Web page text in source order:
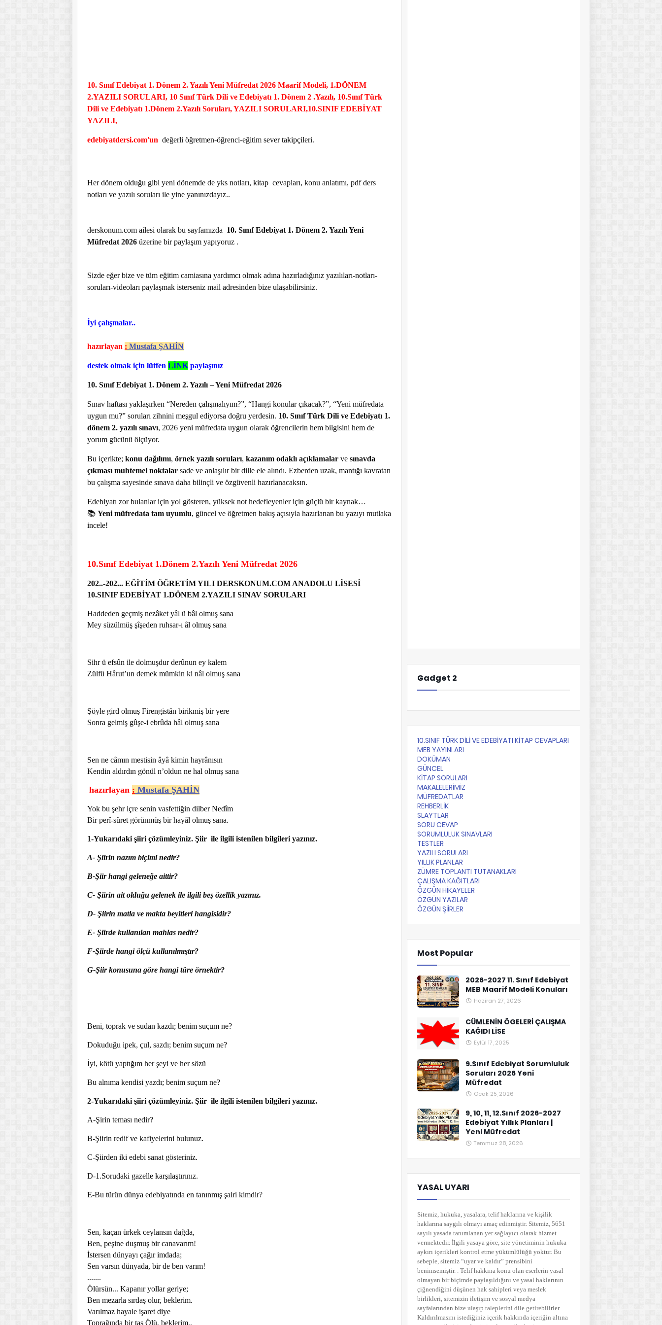
10. Sınıf Edebiyat 1. Dönem 2. Yazılı Yeni Müfredat 2026 Maarif Modeli, 1.DÖNEM
2.YAZILI SORULARI, 10 Sınıf Türk Dili ve Edebiyatı 1. Dönem 2 .Yazılı, 10.Sınıf Türk
Dili ve Edebiyatı 1.Dönem 2.Yazılı Soruları, YAZILI SORULARI,10.SINIF EDEBİYAT
YAZILI,
edebiyatdersi.com'un değerli öğretmen-öğrenci-eğitim sever takipçileri.
Her dönem olduğu gibi yeni dönemde de yks notları, kitap cevapları, konu anlatımı, pdf ders
notları ve yazılı soruları ile yine yanınızdayız..
derskonum.com ailesi olarak bu sayfamızda 10. Sınıf Edebiyat 1. Dönem 2. Yazılı Yeni
Müfredat 2026 üzerine bir paylaşım yapıyoruz .
Sizde eğer bize ve tüm eğitim camiasına yardımcı olmak adına hazırladığınız yazılıları-notları-
soruları-videoları paylaşmak isterseniz mail adresinden bize ulaşabilirsiniz.
İyi çalışmalar..
hazırlayan : Mustafa ŞAHİN
destek olmak için lütfen LİNK paylaşınız
10. Sınıf Edebiyat 1. Dönem 2. Yazılı – Yeni Müfredat 2026
Sınav haftası yaklaşırken “Nereden çalışmalıyım?”, “Hangi konular çıkacak?”, “Yeni müfredata
uygun mu?” soruları zihnini meşgul ediyorsa doğru yerdesin. 10. Sınıf Türk Dili ve Edebiyatı 1.
dönem 2. yazılı sınavı, 2026 yeni müfredata uygun olarak öğrencilerin hem bilgisini hem de
yorum gücünü ölçüyor.
Bu içerikte; konu dağılımı, örnek yazılı soruları, kazanım odaklı açıklamalar ve sınavda
çıkması muhtemel noktalar sade ve anlaşılır bir dille ele alındı. Ezberden uzak, mantığı kavratan
bu çalışma sayesinde sınava daha bilinçli ve özgüvenli hazırlanacaksın.
Edebiyatı zor bulanlar için yol gösteren, yüksek not hedefleyenler için güçlü bir kaynak…
📚 Yeni müfredata tam uyumlu, güncel ve öğretmen bakış açısıyla hazırlanan bu yazıyı mutlaka
incele!
10.Sınıf Edebiyat 1.Dönem 2.Yazılı Yeni Müfredat 2026
202..-202... EĞİTİM ÖĞRETİM YILI DERSKONUM.COM ANADOLU LİSESİ
10.SINIF EDEBİYAT 1.DÖNEM 2.YAZILI SINAV SORULARI
Haddeden geçmiş nezâket yâl ü bâl olmuş sana
Mey süzülmüş şîşeden ruhsar-ı âl olmuş sana
Sihr ü efsûn ile dolmuşdur derûnun ey kalem
Zülfü Hârut’un demek mümkin ki nâl olmuş sana
Şöyle gird olmuş Firengistân birikmiş bir yere
Sonra gelmiş gûşe-i ebrûda hâl olmuş sana
Sen ne câmın mestisin âyâ kimin hayrânısın
Kendin aldırdın gönül n’oldun ne hal olmuş sana
hazırlayan : Mustafa ŞAHİN
Yok bu şehr içre senin vasfettiğin dilber Nedîm
Bir perî-sûret görünmüş bir hayâl olmuş sana.
1-Yukarıdaki şiiri çözümleyiniz. Şiir ile ilgili istenilen bilgileri yazınız.
A- Şiirin nazım biçimi nedir?
B-Şiir hangi geleneğe aittir?
C- Şiirin ait olduğu gelenek ile ilgili beş özellik yazınız.
D- Şiirin matla ve makta beyitleri hangisidir?
E- Şiirde kullanılan mahlas nedir?
F-Şiirde hangi ölçü kullanılmıştır?
G-Şiir konusuna göre hangi türe örnektir?
Beni, toprak ve sudan kazdı; benim suçum ne?
Dokuduğu ipek, çul, sazdı; benim suçum ne?
İyi, kötü yaptığım her şeyi ve her sözü
Bu alnıma kendisi yazdı; benim suçum ne?
2-Yukarıdaki şiiri çözümleyiniz. Şiir ile ilgili istenilen bilgileri yazınız.
A-Şirin teması nedir?
B-Şiirin redif ve kafiyelerini bulunuz.
C-Şiirden iki edebi sanat gösteriniz.
D-1.Sorudaki gazelle karşılaştırınız.
E-Bu türün dünya edebiyatında en tanınmış şairi kimdir?
Sen, kaçan ürkek ceylansın dağda,
Ben, peşine duşmuş bir canavarım!
İstersen dünyayı çağır imdada;
Sen varsın dünyada, bir de ben varım!
.......
Ölürsün... Kapanır yollar geriye;
Ben mezarla sırdaş olur, beklerim.
Varılmaz hayale işaret diye
Toprağında bir taş Ölü, beklerim..
Gadget 2
10.SINIF TÜRK DİLİ VE EDEBİYATI KİTAP CEVAPLARI
MEB YAYINLARI
DOKÜMAN
GÜNCEL
KİTAP SORULARI
MAKALELERİMİZ
MÜFREDATLAR
REHBERLİK
SLAYTLAR
SORU CEVAP
SORUMLULUK SINAVLARI
TESTLER
YAZILI SORULARI
YILLIK PLANLAR
ZÜMRE TOPLANTI TUTANAKLARI
ÇALIŞMA KAĞITLARI
ÖZGÜN HİKAYELER
ÖZGÜN YAZILAR
ÖZGÜN ŞİİRLER
Most Popular
2026-2027 11. Sınıf Edebiyat
MEB Maarif Modeli Konuları
Haziran 27, 2026
CÜMLENİN ÖGELERİ ÇALIŞMA
KAĞIDI LİSE
Eylül 17, 2025
9.Sınıf Edebiyat Sorumluluk
Soruları 2026 Yeni
Müfredat
Ocak 25, 2026
9, 10, 11, 12.Sınıf 2026-2027
Edebiyat Yıllık Planları |
Yeni Müfredat
Temmuz 28, 2026
YASAL UYARI
Sitemiz, hukuka, yasalara, telif haklarına ve kişilik
haklarına saygılı olmayı amaç edinmiştir. Sitemiz, 5651
sayılı yasada tanımlanan yer sağlayıcı olarak hizmet
vermektedir. İlgili yasaya göre, site yönetiminin hukuka
aykırı içerikleri kontrol etme yükümlülüğü yoktur. Bu
sebeple, sitemiz “uyar ve kaldır” prensibini
benimsemiştir. . Telif hakkına konu olan eserlerin yasal
olmayan bir biçimde paylaşıldığını ve yasal haklarının
çiğnendiğini düşünen hak sahipleri veya meslek
birlikleri, sitemizin iletişim ve sosyal medya
sayfalarından bize ulaşıp taleplerini dile getirebilirler.
Kaldırılmasını istediğiniz içerik hakkında içeriğin altına